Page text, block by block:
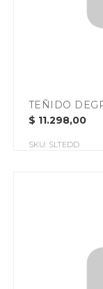
TEÑIDO
$ 11.298,00
SKU: SLTEDD